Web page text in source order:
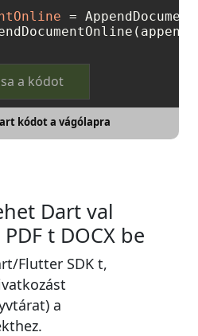
=
a kódot
kódot a vágólapra
Dart val
t DOCX be
Flutter SDK t,
a